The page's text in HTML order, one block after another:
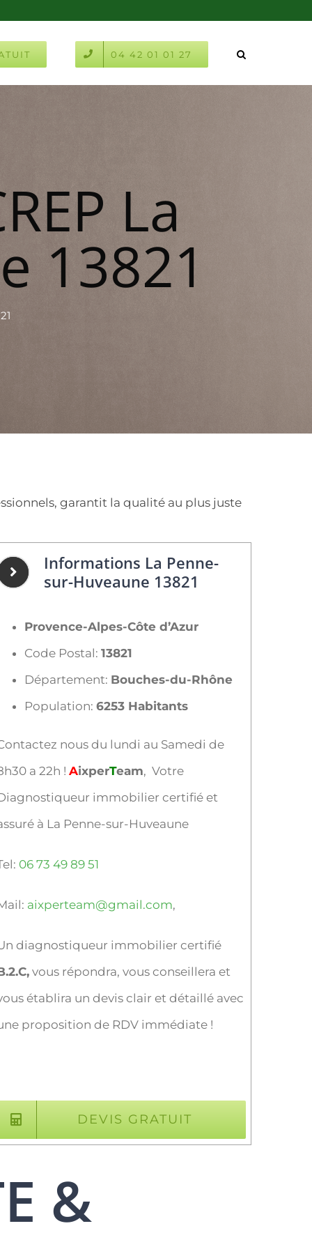
04 42 01 01 27
La
13821
garantit la qualité au plus juste
Informations La Penne-
sur-Huveaune 13821
Provence-Alpes-Côte d’Azur
Code Postal:13821
Département: Bouches-du-Rhône
Population:6253 Habitants
nous du lundi au Samedi de
a 22h !AixperTeam, Votre
immobilier certifié et
à La Penne-sur-Huveaune
06 73 49 89 51
aixperteam@gmail.com,
diagnostiqueur immobilier certifié
vous répondra, vous conseillera et
établira un devis clair et détaillé avec
proposition de RDV immédiate !
DEVIS GRATUIT
&